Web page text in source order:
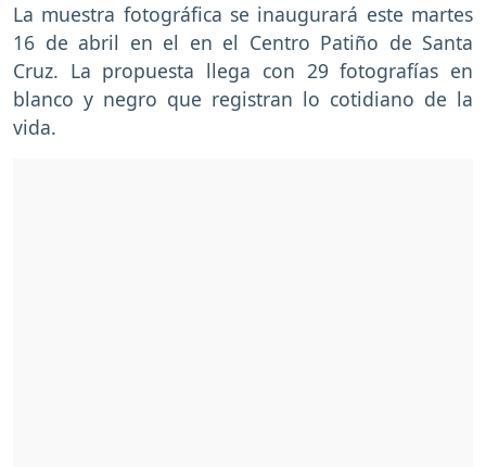
La muestra fotográfica se inaugurará este martes
16 de abril en el en el Centro Patiño de Santa
Cruz. La propuesta llega con 29 fotografías en
blanco y negro que registran lo cotidiano de la
vida.